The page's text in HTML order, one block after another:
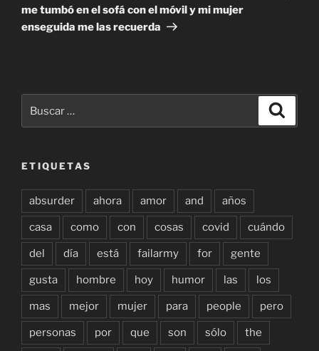
me tumbó en el sofá con el móvil y mi mujer
enseguida me las recuerda
ETIQUETAS
absurder ahora amor and años
casa como con cosas covid cuándo
del día está failarmy for gente
gusta hombre hoy humor las los
mas mejor mujer para people pero
personas por que son sólo the